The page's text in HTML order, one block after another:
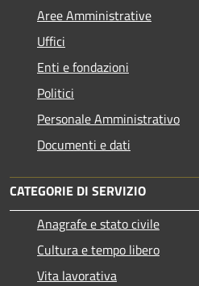
Aree Amministrative
Uffici
Enti e fondazioni
Politici
Personale Amministrativo
Documenti e dati
CATEGORIE DI SERVIZIO
Anagrafe e stato civile
Cultura e tempo libero
Vita lavorativa